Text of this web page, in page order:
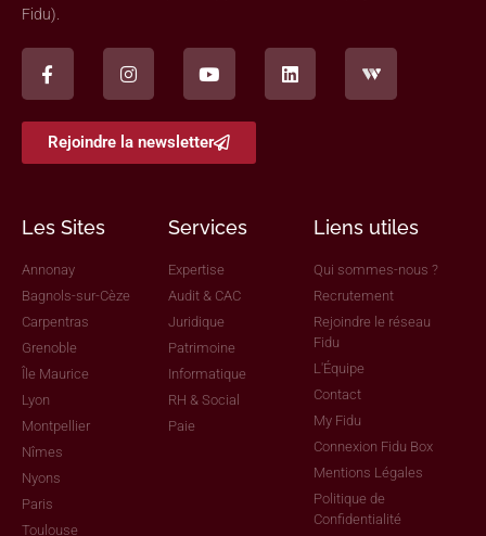
Fidu).
Rejoindre la newsletter
Les Sites
Annonay
Bagnols-sur-Cèze
Carpentras
Grenoble
Île Maurice
Lyon
Montpellier
Nîmes
Nyons
Paris
Toulouse
Services
Expertise
Audit & CAC
Juridique
Patrimoine
Informatique
RH & Social
Paie
Liens utiles
Qui sommes-nous ?
Recrutement
Rejoindre le réseau
Fidu
L'Équipe
Contact
My Fidu
Connexion Fidu Box
Mentions Légales
Politique de
Confidentialité